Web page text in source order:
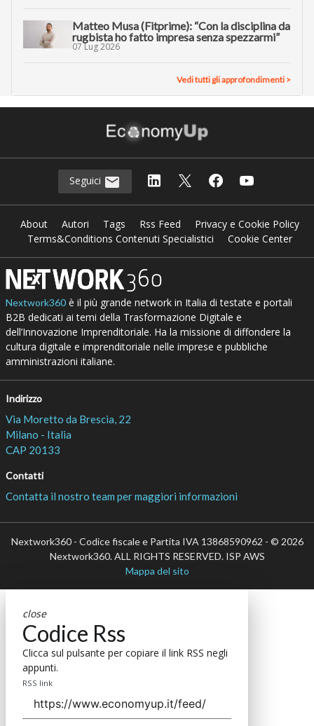
Matteo Musa (Fitprime): “Con la disciplina da
rugbista ho fatto impresa senza spezzarmi”
07 Lug 2026
Vedi tutti gli approfondimenti >
Seguici
About Autori Tags Rss Feed
Privacy e Cookie Policy
Terms&Conditions Contenuti Specialistici
Cookie Center
Nextwork360è il più grande network in Italia di testate e portali
B2B dedicati ai temi della Trasformazione Digitale e
dell’Innovazione Imprenditoriale. Ha la missione di diffondere la
cultura digitale e imprenditoriale nelle imprese e pubbliche
amministrazioni italiane.
Indirizzo
Via Moretto da Brescia, 22
Milano - Italia
CAP 20133
Contatti
Contatta il nostro team per maggiori informazioni
Nextwork360 - Codice fiscale e Partita IVA 13868590962 - © 2026
Nextwork360. ALL RIGHTS RESERVED. ISP AWS
Mappa del sito
close
Codice Rss
Clicca sul pulsante per copiare il link RSS negli
appunti.
RSS link